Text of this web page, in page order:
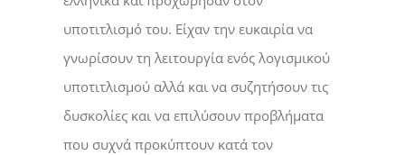
υποτιτλισμό του. Είχαν την ευκαιρία να
γνωρίσουν τη λειτουργία ενός λογισμικού
υποτιτλισμού αλλά και να συζητήσουν τις
δυσκολίες και να επιλύσουν προβλήματα
που συχνά προκύπτουν κατά τον